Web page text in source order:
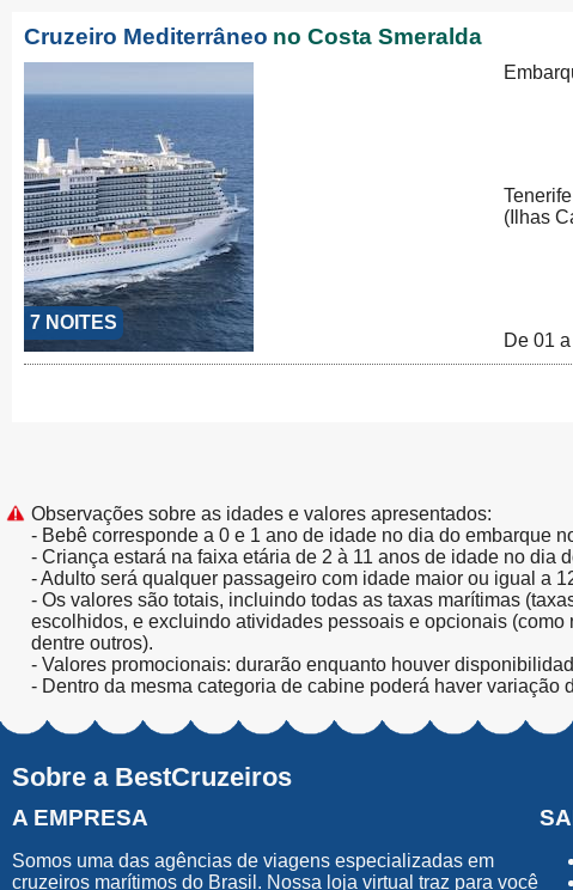
Cruzeiro Mediterrâneo no Costa Smeralda
7 NOITES
(Ilhas
De 01
Observações sobre as idades e valores apresentados:
- Bebê corresponde a 0 e 1 ano de idade no dia do embarque
- Criança estará na faixa etária de 2 à 11 anos de idade no dia
- Adulto será qualquer passageiro com idade maior ou igual a
- Os valores são totais, incluindo todas as taxas marítimas
escolhidos, e excluindo atividades pessoais e opcionais
dentre outros).
- Valores promocionais: durarão enquanto houver
- Dentro da mesma categoria de cabine poderá haver
Sobre a BestCruzeiros
A EMPRESA
Somos uma das agências de viagens especializadas em
cruzeiros marítimos do Brasil. Nossa loja virtual traz para você